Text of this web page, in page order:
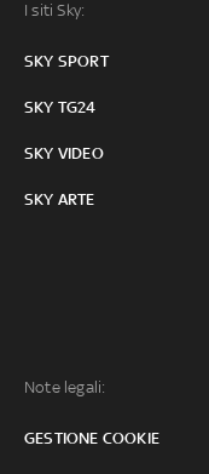
I siti Sky:
SKY SPORT
SKY TG24
SKY VIDEO
SKY ARTE
Note legali:
GESTIONE COOKIE